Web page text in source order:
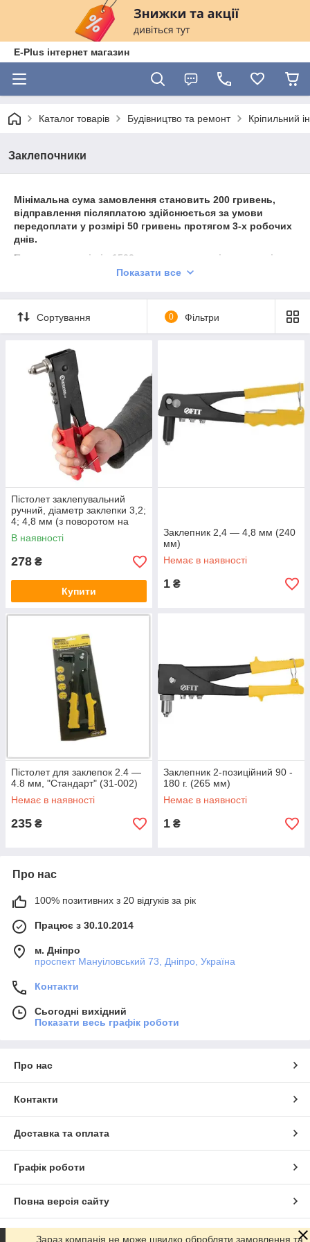
E-Plus інтернет магазин
Каталог товарів Будівництво та ремонт Кріпильний
Заклепочники
Мінімальна сума замовлення становить 200 гривень,
відправлення післяплатою здійснюється за умови
передоплати у розмірі 50 гривень протягом 3-х робочих
днів.
При замовленні від 1500 гривень можливі додаткові
Показати все
Сортування 0 Фільтри
Пістолет заклепувальний
ручний, діаметр заклепки 3,2;
4; 4,8 мм (з поворотом на
90°) INTERTOOL RT-0002
В наявності
278 ₴
Купити
Заклепник 2,4 — 4,8 мм (240
мм)
Немає в наявності
1 ₴
Пістолет для заклепок 2.4 —
4.8 мм, "Стандарт" (31-002)
Немає в наявності
235 ₴
Заклепник 2-позиційний 90 -
180 г. (265 мм)
Немає в наявності
1 ₴
Про нас
100% позитивних з 20 відгуків за рік
Працює з 30.10.2014
м. Дніпро
проспект Мануіловський 73, Дніпро, Україна
Контакти
Сьогодні вихідний
Показати весь графік роботи
Про нас
Контакти
Доставка та оплата
Графік роботи
Повна версія сайту
Сайт створено на маркетплейсі Prom.ua
Зараз компанія не може швидко обробляти замовлення та